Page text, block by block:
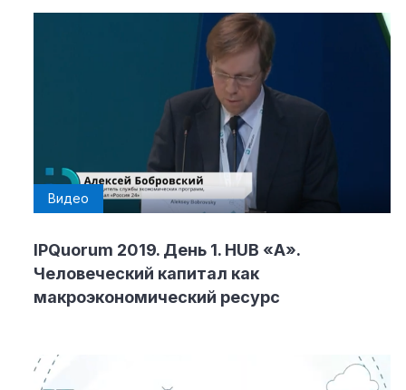
Видео
IPQuorum 2019. День 1. HUB «А».
Человеческий капитал как
макроэкономический ресурс